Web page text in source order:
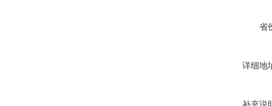
省
详细地